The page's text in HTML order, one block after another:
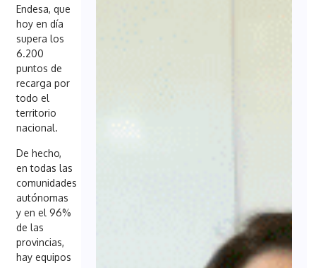
Endesa, que
hoy en día
supera los
6.200
puntos de
recarga por
todo el
territorio
nacional.
De hecho,
en todas las
comunidades
autónomas
y en el 96%
de las
provincias,
hay equipos